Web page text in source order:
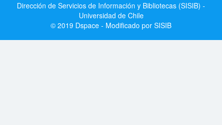
Dirección de Servicios de Información y Bibliotecas (SISIB) -
Universidad de Chile
© 2019 Dspace - Modificado por SISIB